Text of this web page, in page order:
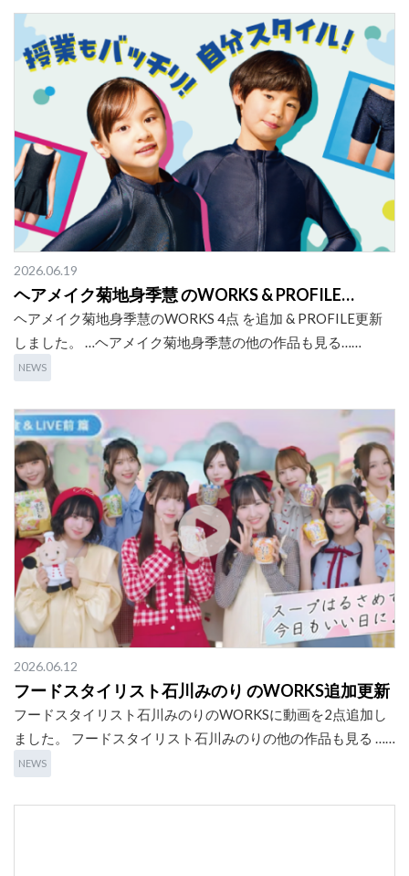
2026.06.19
ヘアメイク菊地身季慧 のWORKS & PROFILE…
ヘアメイク菊地身季慧のWORKS 4点 を追加 & PROFILE更新
しました。 …ヘアメイク菊地身季慧の他の作品も見る……
NEWS
2026.06.12
フードスタイリスト石川みのり のWORKS追加更新
フードスタイリスト石川みのりのWORKSに動画を2点追加し
ました。 フードスタイリスト石川みのりの他の作品も見る ……
NEWS